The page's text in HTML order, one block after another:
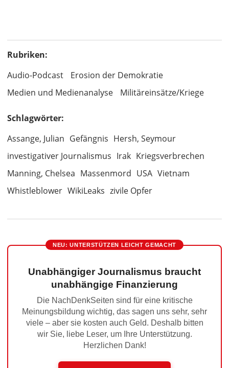
Rubriken:
Audio-Podcast
Erosion der Demokratie
Medien und Medienanalyse
Militäreinsätze/Kriege
Schlagwörter:
Assange, Julian Gefängnis Hersh, Seymour
investigativer Journalismus Irak Kriegsverbrechen
Manning, Chelsea Massenmord USA Vietnam
Whistleblower WikiLeaks zivile Opfer
NEU: UNTERSTÜTZEN LEICHT GEMACHT
Unabhängiger Journalismus braucht
unabhängige Finanzierung
Die NachDenkSeiten sind für eine kritische
Meinungsbildung wichtig, das sagen uns sehr, sehr
viele – aber sie kosten auch Geld. Deshalb bitten
wir Sie, liebe Leser, um Ihre Unterstützung.
Herzlichen Dank!